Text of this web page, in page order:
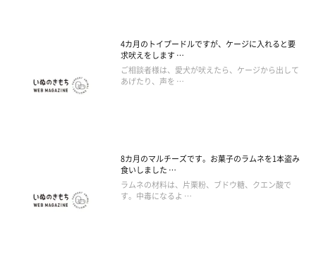
4カ月のトイプードルですが、ケージに入れると要
求吠えをします …
ご相談者様は、愛犬が吠えたら、ケージから出して
あげたり、声を …
8カ月のマルチーズです。お菓子のラムネを1本盗み
食いしました …
ラムネの材料は、片栗粉、ブドウ糖、クエン酸で
す。中毒になるよ …